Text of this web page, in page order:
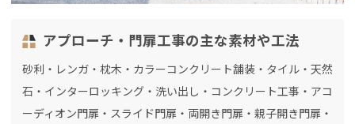
アプローチ・門扉工事の主な素材や工法
砂利・レンガ・枕木・カラーコンクリート舗装・タイル・天然
石・インターロッキング・洗い出し・コンクリート工事・アコ
ーディオン門扉・スライド門扉・両開き門扉・親子開き門扉・